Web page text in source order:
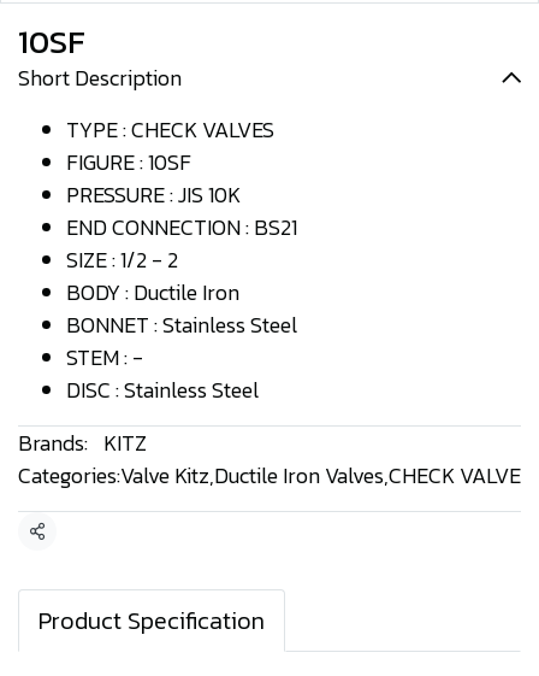
10SF
Short Description
TYPE : CHECK VALVES
FIGURE : 10SF
PRESSURE : JIS 10K
END CONNECTION : BS21
SIZE : 1/2 - 2
BODY : Ductile Iron
BONNET : Stainless Steel
STEM : -
DISC : Stainless Steel
Brands: KITZ
Categories:Valve Kitz,Ductile Iron Valves,CHECK VALVE
Share
Product Specification